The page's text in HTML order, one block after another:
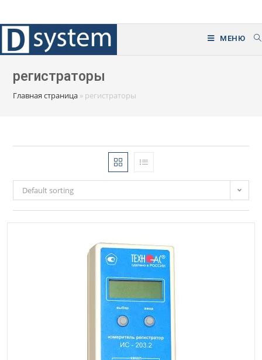
к
содержимому
МЕНЮ
регистраторы
Главная страница » регистраторы
Default sorting